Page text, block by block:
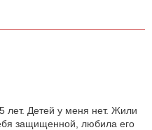
Детей у меня нет. Жили
защищенной, любила его